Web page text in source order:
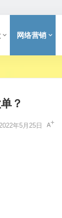
网络营销
？
年5月25日